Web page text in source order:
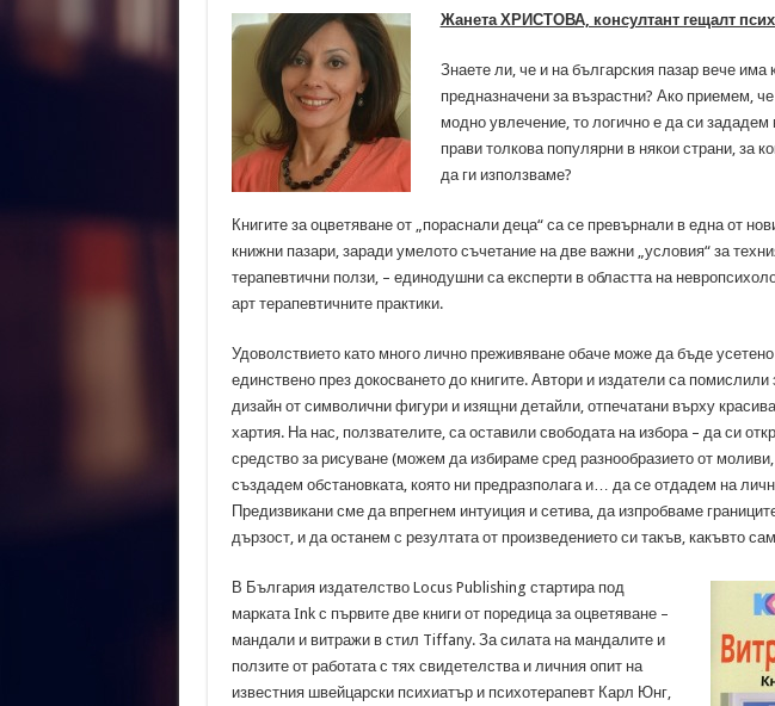
Жанета ХРИСТОВА, консултант гещалт
Знаете ли, че и на българския пазар вече има
предназначени за възрастни? Ако приемем,
модно увлечение, то логично е да си зададем
прави толкова популярни в някои страни, за
да ги използваме?
Книгите за оцветяване от „пораснали деца“ са се превърнали в една от
книжни пазари, заради умелото съчетание на две важни „условия“ за
терапевтични ползи, – единодушни са експерти в областта на
арт терапевтичните практики.
Удоволствието като много лично преживяване обаче може да бъде
единствено през докосването до книгите. Автори и издатели са помислили
дизайн от символични фигури и изящни детайли, отпечатани върху
хартия. На нас, ползвателите, са оставили свободата на избора – да си
средство за рисуване (можем да избираме сред разнообразието от
създадем обстановката, която ни предразполага и… да се отдадем на
Предизвикани сме да впрегнем интуиция и сетива, да изпробваме
дързост, и да останем с резултата от произведението си такъв, какъвто
В България издателство Locus Publishing стартира под
марката Ink с първите две книги от поредица за оцветяване –
мандали и витражи в стил Tiffany. За силата на мандалите и
ползите от работата с тях свидетелства и личния опит на
известния швейцарски психиатър и психотерапевт Карл Юнг,